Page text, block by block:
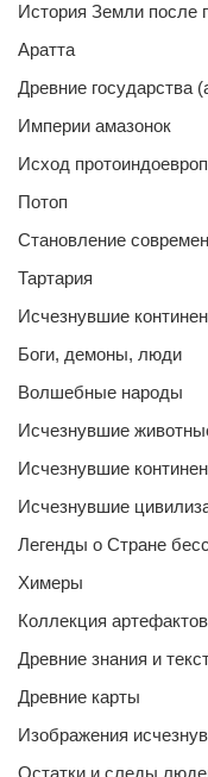
История Земли после
Аратта
Древние государства
Империи амазонок
Исход
Потоп
Становление
Тартария
Исчезнувшие
Боги, демоны, люди
Волшебные народы
Исчезнувшие
Исчезнувшие
Исчезнувшие
Легенды о Стране
Химеры
Коллекция артефактов
Древние знания и
Древние карты
Изображения
Остатки и следы